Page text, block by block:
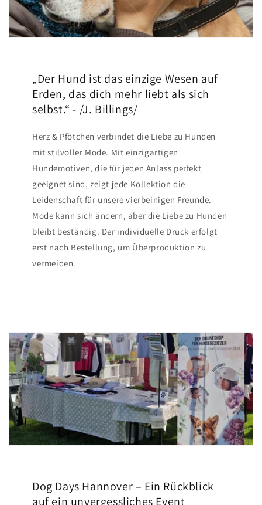
„Der Hund ist das einzige Wesen auf
Erden, das dich mehr liebt als sich
selbst.“ - /J. Billings/
Herz & Pfötchen verbindet die Liebe zu Hunden
mit stilvoller Mode. Mit einzigartigen
Hundemotiven, die für jeden Anlass perfekt
geeignet sind, zeigt jede Kollektion die
Leidenschaft für unsere vierbeinigen Freunde.
Mode kann sich ändern, aber die Liebe zu Hunden
bleibt beständig. Der individuelle Druck erfolgt
erst nach Bestellung, um Überproduktion zu
vermeiden.
Dog Days Hannover – Ein Rückblick
auf ein unvergessliches Event